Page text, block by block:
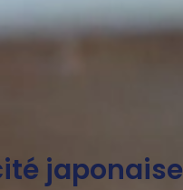
japonaise